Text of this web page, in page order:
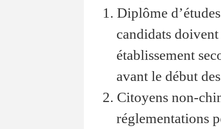
1. Diplôme
candidats
établissement
avant le début
2. Citoyens non-
réglementations